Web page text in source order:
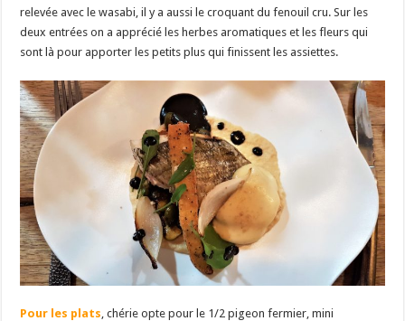
relevée avec le wasabi, il y a aussi le croquant du fenouil cru. Sur les
deux entrées on a apprécié les herbes aromatiques et les fleurs qui
sont là pour apporter les petits plus qui finissent les assiettes.
Pour les plats , chérie opte pour le 1/2 pigeon fermier, mini